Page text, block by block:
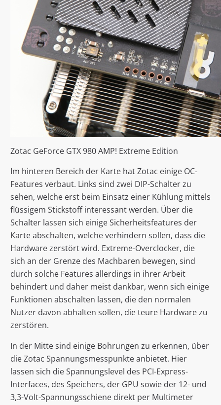
Zotac GeForce GTX 980 AMP! Extreme Edition
Im hinteren Bereich der Karte hat Zotac einige OC-
Features verbaut. Links sind zwei DIP-Schalter zu
sehen, welche erst beim Einsatz einer Kühlung mittels
flüssigem Stickstoff interessant werden. Über die
Schalter lassen sich einige Sicherheitsfeatures der
Karte abschalten, welche verhindern sollen, dass die
Hardware zerstört wird. Extreme-Overclocker, die
sich an der Grenze des Machbaren bewegen, sind
durch solche Features allerdings in ihrer Arbeit
behindert und daher meist dankbar, wenn sich einige
Funktionen abschalten lassen, die den normalen
Nutzer davon abhalten sollen, die teure Hardware zu
zerstören.
In der Mitte sind einige Bohrungen zu erkennen, über
die Zotac Spannungsmesspunkte anbietet. Hier
lassen sich die Spannungslevel des PCI-Express-
Interfaces, des Speichers, der GPU sowie der 12- und
3,3-Volt-Spannungsschiene direkt per Multimeter